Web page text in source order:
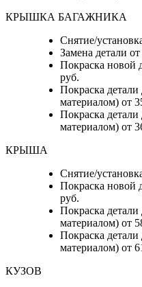
КРЫШКА БАГАЖНИКА
Снятие/
Замена детали
Покраска новой
руб.
Покраска
материалом) от
Покраска
материалом) от
КРЫША
Снятие/
Покраска новой
руб.
Покраска
материалом) от
Покраска
материалом) от
КУЗОВ